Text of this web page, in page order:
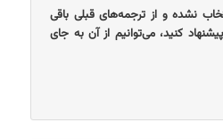
نشده و از ترجمه‌های قبلی باقی
کنید، می‌توانیم از آن به جای